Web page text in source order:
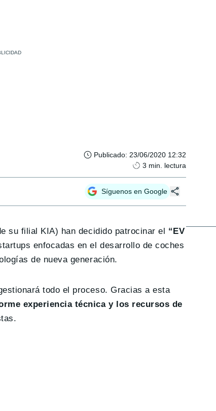
Publicado: 23/06/2020 12:32
3 min. lectura
Síguenos en Google
su filial KIA) han decidido patrocinar el “EV
enfocadas en el desarrollo de coches
de nueva generación.
todo el proceso. Gracias a esta
experiencia técnica y los recursos de